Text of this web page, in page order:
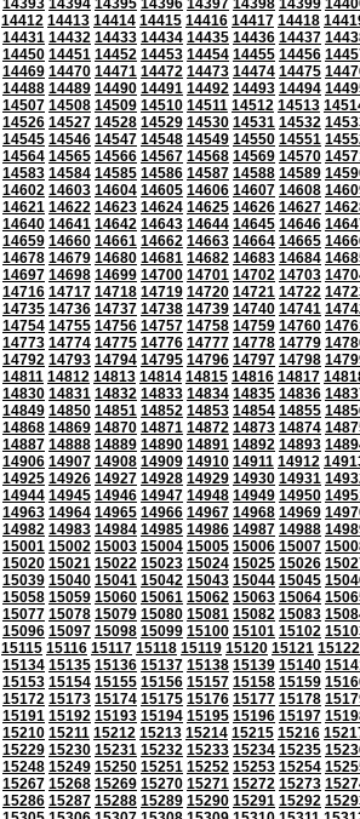
14393 14394 14395 14396 14397 14398 14399
14412 14413 14414 14415 14416 14417 14418
14431 14432 14433 14434 14435 14436 14437
14450 14451 14452 14453 14454 14455 14456
14469 14470 14471 14472 14473 14474 14475
14488 14489 14490 14491 14492 14493 14494
14507 14508 14509 14510 14511 14512 14513
14526 14527 14528 14529 14530 14531 14532
14545 14546 14547 14548 14549 14550 14551
14564 14565 14566 14567 14568 14569 14570
14583 14584 14585 14586 14587 14588 14589
14602 14603 14604 14605 14606 14607 14608
14621 14622 14623 14624 14625 14626 14627
14640 14641 14642 14643 14644 14645 14646
14659 14660 14661 14662 14663 14664 14665
14678 14679 14680 14681 14682 14683 14684
14697 14698 14699 14700 14701 14702 14703
14716 14717 14718 14719 14720 14721 14722
14735 14736 14737 14738 14739 14740 14741
14754 14755 14756 14757 14758 14759 14760
14773 14774 14775 14776 14777 14778 14779
14792 14793 14794 14795 14796 14797 14798
14811 14812 14813 14814 14815 14816 14817
14830 14831 14832 14833 14834 14835 14836
14849 14850 14851 14852 14853 14854 14855
14868 14869 14870 14871 14872 14873 14874
14887 14888 14889 14890 14891 14892 14893
14906 14907 14908 14909 14910 14911 14912
14925 14926 14927 14928 14929 14930 14931
14944 14945 14946 14947 14948 14949 14950
14963 14964 14965 14966 14967 14968 14969
14982 14983 14984 14985 14986 14987 14988
15001 15002 15003 15004 15005 15006 15007
15020 15021 15022 15023 15024 15025 15026
15039 15040 15041 15042 15043 15044 15045
15058 15059 15060 15061 15062 15063 15064
15077 15078 15079 15080 15081 15082 15083
15096 15097 15098 15099 15100 15101 15102
15115 15116 15117 15118 15119 15120 15121 15122
15134 15135 15136 15137 15138 15139 15140
15153 15154 15155 15156 15157 15158 15159
15172 15173 15174 15175 15176 15177 15178
15191 15192 15193 15194 15195 15196 15197
15210 15211 15212 15213 15214 15215 15216
15229 15230 15231 15232 15233 15234 15235
15248 15249 15250 15251 15252 15253 15254
15267 15268 15269 15270 15271 15272 15273
15286 15287 15288 15289 15290 15291 15292